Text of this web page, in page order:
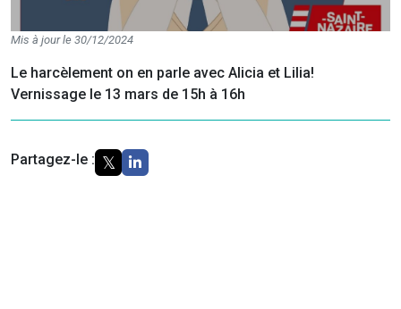
Mis à jour le 30/12/2024
Le harcèlement on en parle avec Alicia et Lilia!
Vernissage le 13 mars de 15h à 16h
Partagez-le :